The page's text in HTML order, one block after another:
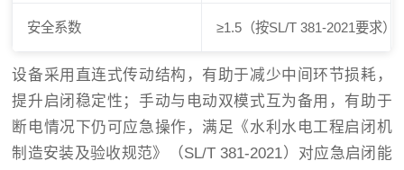
安全系数 ≥1.5（按SL/T 381-2021要求）
设备采用直连式传动结构，有助于减少中间环节损耗，
提升启闭稳定性；手动与电动双模式互为备用，有助于
断电情况下仍可应急操作，满足《水利水电工程启闭机
制造安装及验收规范》（SL/T 381-2021）对应急启闭能